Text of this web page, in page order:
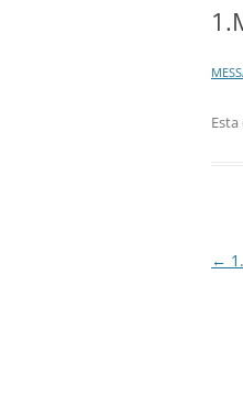
←